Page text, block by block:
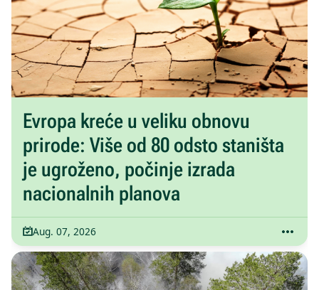
Evropa kreće u veliku obnovu
prirode: Više od 80 odsto staništa
je ugroženo, počinje izrada
nacionalnih planova
Aug. 07, 2026